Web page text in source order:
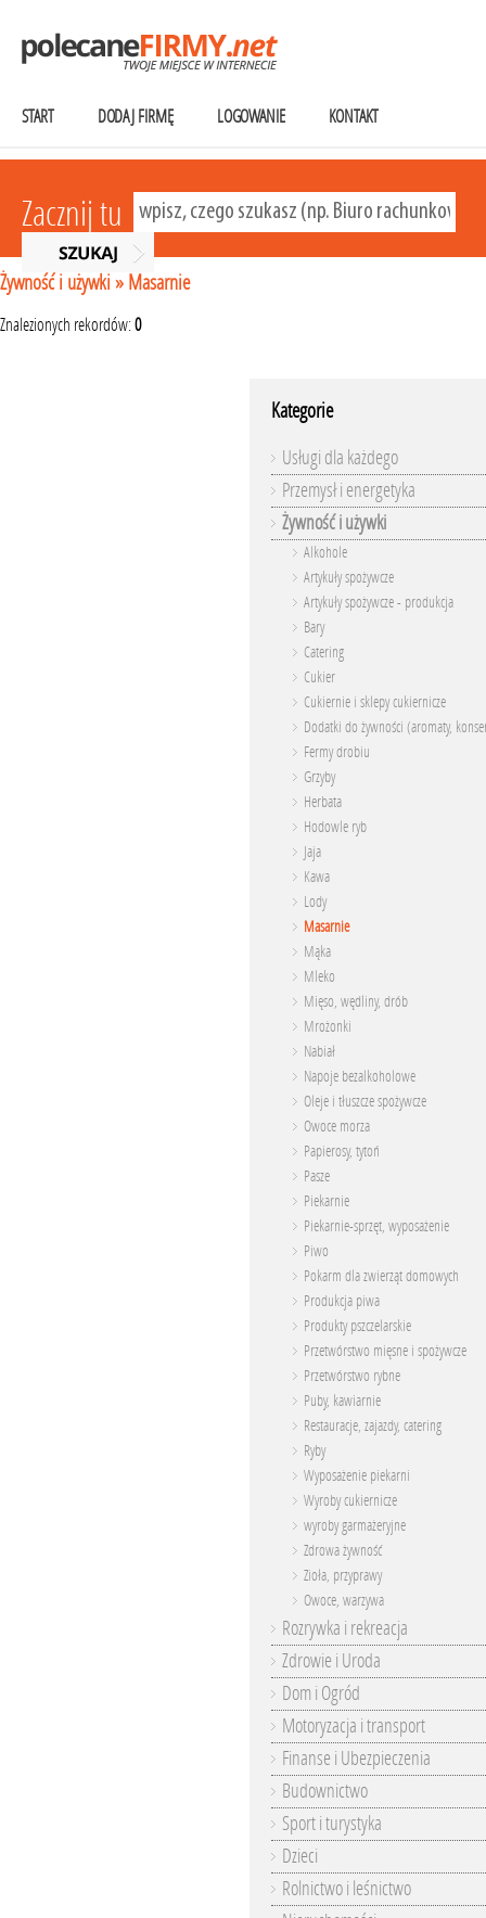
START DODAJ FIRMĘ LOGOWANIE KONTAKT
Zacznij tu
Żywność i używki » Masarnie
Znalezionych rekordów:0
Kategorie
Usługi dla każdego
Przemysł i energetyka
Żywność i używki
Alkohole
Artykuły spożywcze
Artykuły spożywcze - produkcja
Bary
Catering
Cukier
Cukiernie i sklepy cukiernicze
Dodatki do żywności (aromaty,
Fermy drobiu
Grzyby
Herbata
Hodowle ryb
Jaja
Kawa
Lody
Masarnie
Mąka
Mleko
Mięso, wędliny, drób
Mrożonki
Nabiał
Napoje bezalkoholowe
Oleje i tłuszcze spożywcze
Owoce morza
Papierosy, tytoń
Pasze
Piekarnie
Piekarnie-sprzęt, wyposażenie
Piwo
Pokarm dla zwierząt domowych
Produkcja piwa
Produkty pszczelarskie
Przetwórstwo mięsne i spożywcze
Przetwórstwo rybne
Puby, kawiarnie
Restauracje, zajazdy, catering
Ryby
Wyposażenie piekarni
Wyroby cukiernicze
wyroby garmażeryjne
Zdrowa żywność
Zioła, przyprawy
Owoce, warzywa
Rozrywka i rekreacja
Zdrowie i Uroda
Dom i Ogród
Motoryzacja i transport
Finanse i Ubezpieczenia
Budownictwo
Sport i turystyka
Dzieci
Rolnictwo i leśnictwo